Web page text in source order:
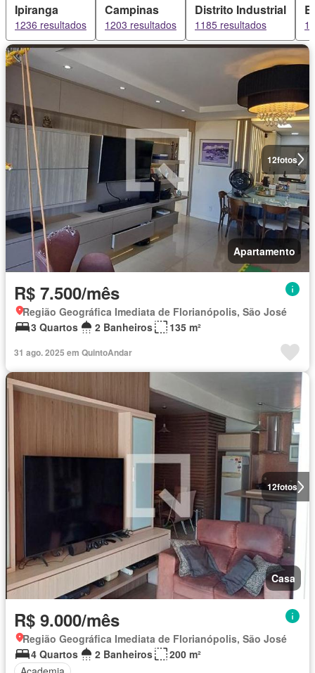
Ipiranga
1236 resultados
Campinas
1203 resultados
Distrito Industrial
1185 resultados
12fotos
Apartamento
R$ 7.500/mês
Região Geográfica Imediata de Florianópolis, São José
3 Quartos
2 Banheiros 135 m²
31 ago. 2025 em QuintoAndar
12fotos
Casa
R$ 9.000/mês
Região Geográfica Imediata de Florianópolis, São José
4 Quartos
2 Banheiros
200 m²